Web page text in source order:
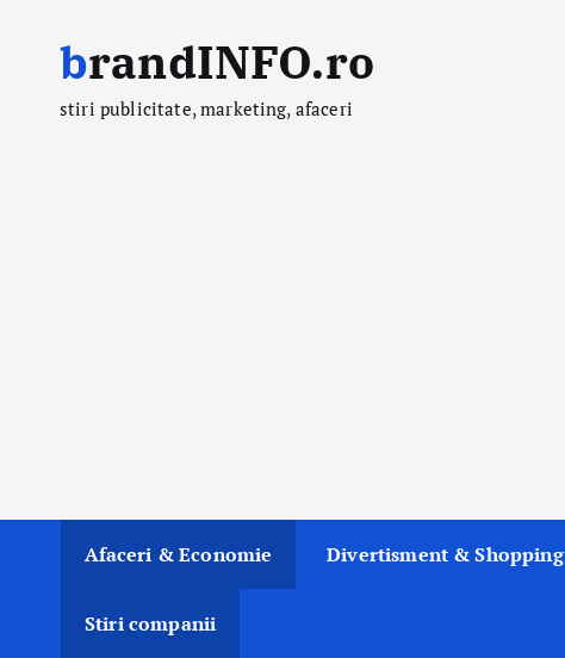
brandINFO.ro
stiri publicitate, marketing, afaceri
Afaceri & Economie Divertisment & Shopping
Stiri companii